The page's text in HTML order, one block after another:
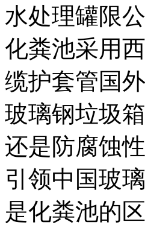
水处理罐限
化粪池采用
缆护套管国
玻璃钢垃圾
还是防腐蚀
引领中国玻
是化粪池的区